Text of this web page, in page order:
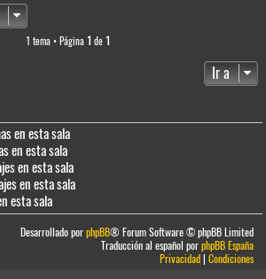
1 tema • Página 1 de 1
Ir a
en esta sala
en esta sala
en esta sala
en esta sala
esta sala
Desarrollado porphpBB® Forum Software © phpBB Limited
Traducción al español porphpBB España
Privacidad|Condiciones